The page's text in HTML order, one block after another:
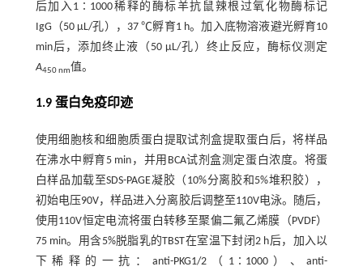
后加入1∶1000稀释的酶标羊抗鼠辣根过氧化物酶标记
IgG（50 μL/孔），37 ℃孵育1 h。加入底物溶液避光孵育10
min后，添加终止液（50 μL/孔）终止反应，酶标仪测定
A450 nm值。
1.9 蛋白免疫印迹
使用细胞核和细胞质蛋白提取试剂盒提取蛋白后，将样品
在沸水中孵育5 min，并用BCA试剂盒测定蛋白浓度。将蛋
白样品加载至SDS-PAGE凝胶（10%分离胶和5%堆积胶），
初始电压90V，样品进入分离胶后调整至110V电泳。随后，
使用110V恒定电流将蛋白转移至聚偏二氟乙烯膜（PVDF）
75 min。用含5%脱脂乳的TBST在室温下封闭2 h后，加入以
下稀释的一抗：anti-PKG1/2（1∶1000）、anti-